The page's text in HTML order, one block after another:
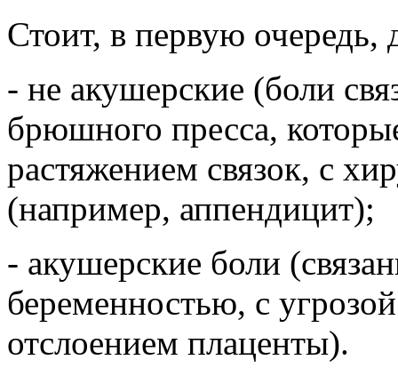
Стоит, в первую очередь,
- не акушерские (боли
брюшного пресса,
растяжением связок, с
(например, аппендицит);
- акушерские боли
беременностью, с
отслоением плаценты).